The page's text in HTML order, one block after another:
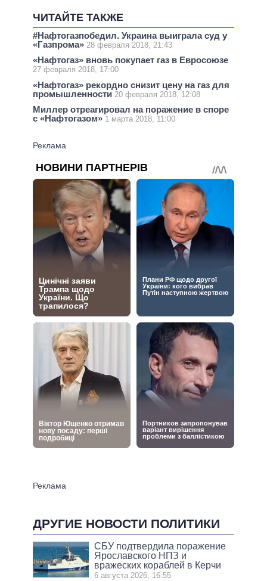
ЧИТАЙТЕ ТАКЖЕ
#Нафтогазпобедил. Украина выиграла суд у
«Газпрома» 28 февраля 2018, 21:43
«Нафтогаз» вновь покупает газ в Евросоюзе
27 февраля 2018, 17:00
«Нафтогаз» рекордно снизит цену на газ для
промышленности 20 февраля 2018, 12:08
Миллер отреагировал на поражение в споре
с «Нафтогазом» 1 марта 2018, 11:00
ДРУГИЕ НОВОСТИ ПОЛИТИКИ
СБУ подтвердила поражение
Ярославского НПЗ и
вражеских кораблей в Керчи
6 августа 2026, 16:55